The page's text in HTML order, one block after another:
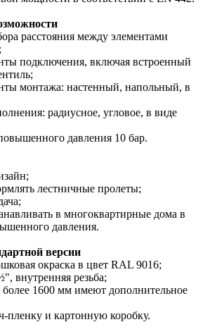
расстояния между элементами
подключения, включая встроенный
монтажа: настенный, напольный, в
радиусное, угловое, в виде
давления 10 бар.
лестничные пролеты;
в многоквартирные дома в
давления.
версии
окраска в цвет RAL 9016;
внутренняя резьба;
1600 мм имеют дополнительное
пленку и картонную коробку.